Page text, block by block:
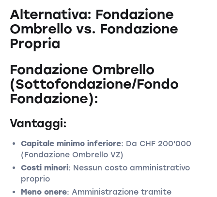
Alternativa: Fondazione
Ombrello vs. Fondazione
Propria
Fondazione Ombrello
(Sottofondazione/Fondo
Fondazione):
Vantaggi:
Capitale minimo inferiore: Da CHF 200'000
(Fondazione Ombrello VZ)
Costi minori: Nessun costo amministrativo
proprio
Meno onere: Amministrazione tramite